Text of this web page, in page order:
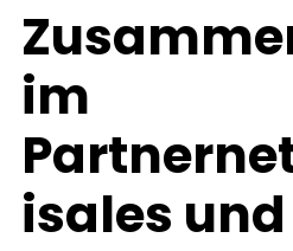
im
isales und